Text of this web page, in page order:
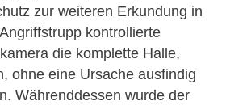
zur weiteren Erkundung in
kontrollierte
die komplette Halle,
ohne eine Ursache ausfindig
Währenddessen wurde der